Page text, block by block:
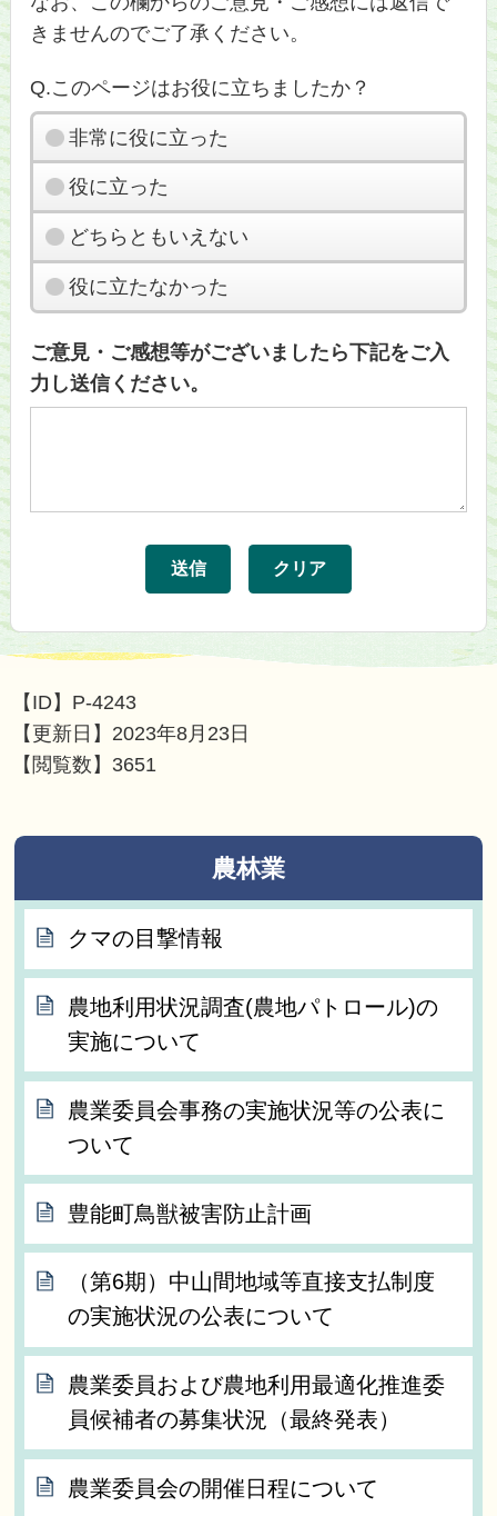
きませんのでご了承ください。
Q.このページはお役に立ちましたか？
非常に役に立った
役に立った
どちらともいえない
役に立たなかった
ご意見・ご感想等がございましたら下記をご入
力し送信ください。
【ID】 P-4243
【更新日】 2023年8月23日
【閲覧数】 3651
農林業
クマの目撃情報
農地利用状況調査(農地パトロール)の
実施について
農業委員会事務の実施状況等の公表に
ついて
豊能町鳥獣被害防止計画
（第6期）中山間地域等直接支払制度
の実施状況の公表について
農業委員および農地利用最適化推進委
員候補者の募集状況（最終発表）
農業委員会の開催日程について